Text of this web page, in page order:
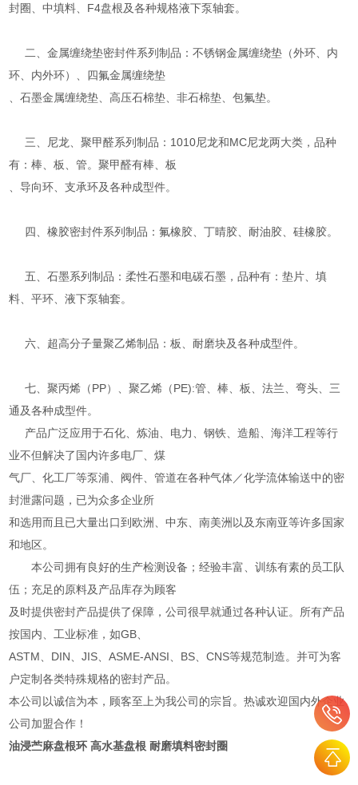
封圈、中填料、F4盘根及各种规格液下泵轴套。
二、金属缠绕垫密封件系列制品：不锈钢金属缠绕垫（外环、内
环、内外环）、四氟金属缠绕垫
、石墨金属缠绕垫、高压石棉垫、非石棉垫、包氟垫。
三、尼龙、聚甲醛系列制品：1010尼龙和MC尼龙两大类，品种
有：棒、板、管。聚甲醛有棒、板
、导向环、支承环及各种成型件。
四、橡胶密封件系列制品：氟橡胶、丁晴胶、耐油胶、硅橡胶。
五、石墨系列制品：柔性石墨和电碳石墨，品种有：垫片、填
料、平环、液下泵轴套。
六、超高分子量聚乙烯制品：板、耐磨块及各种成型件。
七、聚丙烯（PP）、聚乙烯（PE):管、棒、板、法兰、弯头、三
通及各种成型件。
产品广泛应用于石化、炼油、电力、钢铁、造船、海洋工程等行
业不但解决了国内许多电厂、煤
气厂、化工厂等泵浦、阀件、管道在各种气体／化学流体输送中的密
封泄露问题，已为众多企业所
和选用而且已大量出口到欧洲、中东、南美洲以及东南亚等许多国家
和地区。
本公司拥有良好的生产检测设备；经验丰富、训练有素的员工队
伍；充足的原料及产品库存为顾客
及时提供密封产品提供了保障，公司很早就通过各种认证。所有产品
按国内、工业标准，如GB、
ASTM、DIN、JIS、ASME-ANSI、BS、CNS等规范制造。并可为客
户定制各类特殊规格的密封产品。
本公司以诚信为本，顾客至上为我公司的宗旨。热诚欢迎国内外企业
公司加盟合作！
油浸苎麻盘根环 高水基盘根 耐磨填料密封圈